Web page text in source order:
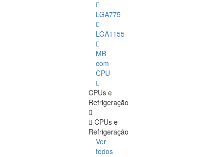
LGA775
LGA1155
MB
com
CPU
CPUs e
Refrigeração
CPUs e
Refrigeração
Ver
todos